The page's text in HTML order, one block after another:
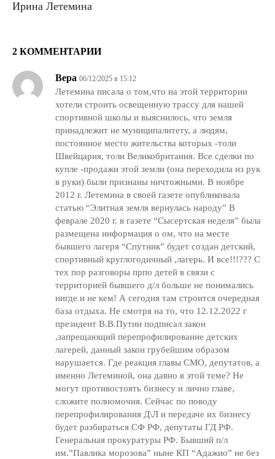
Ирина Летемина
2 КОММЕНТАРИИ
Вера 06/12/2025 в 15:12
Летемина писала о том,что на этой территории
хотели строить освещенную трассу для нашей
спортивной школы и выяснилось, что земля
принадлежит не муниципалитету, а людям,
постоянное место жительства которых -толи
Швейцария, толи Великобритания. Все сделки по
купле -продажи этой земли (она переходила из рук
в руки) были признаны ничтожными. В ноябре
2012 г. Летемина в своей газете опубликовала
статью “Элитная земля вернулась народу” В
феврале 2020 г. в газете “Сысертская неделя” была
размещена информация о ом, что на месте
бывшего лагеря “Спутник” будет создан детский,
спортивный круглогодичный ,лагерь. И все!!!??? С
тех пор разговоры прпо детей в связи с
территорией бывшего д/л больше не понимались
нигде и не кем! А сегодня там строится очередная
база отдыха. Не смотря на то, что 12.12.2022 г
президент В.В.Путин подписал закон
,запрещающий перепрофилирование детских
лагерей, данный закон грубейшим образом
нарушается. Где реакция главы СМО, депутатов, а
именно Летеминой, она давно в этой теме? Не
могут противостоять бизнесу и лично главе,
сложите полномочия. Сейчас по поводу
перепрофилирования Д\Л и передаче их бизнесу
будет разбираться СФ РФ, депутаты ГД РФ.
Генеральная прокуратуры РФ. Бывший п/л
им.”Павлика морозова” ныне КП “Адажио” не без